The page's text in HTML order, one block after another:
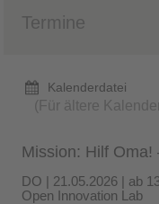
Termine
Kalenderdatei
(Für ältere
Mission: Hilf Oma!
DO | 21.05.2026 | ab
Open Innovation Lab